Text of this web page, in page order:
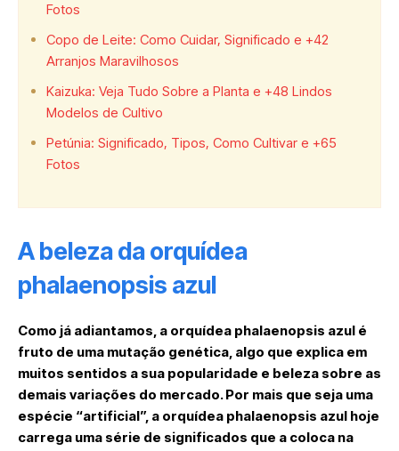
Fotos
Copo de Leite: Como Cuidar, Significado e +42
Arranjos Maravilhosos
Kaizuka: Veja Tudo Sobre a Planta e +48 Lindos
Modelos de Cultivo
Petúnia: Significado, Tipos, Como Cultivar e +65
Fotos
A beleza da orquídea
phalaenopsis azul
Como já adiantamos, a orquídea phalaenopsis azul é
fruto de uma mutação genética, algo que explica em
muitos sentidos a sua popularidade e beleza sobre as
demais variações do mercado. Por mais que seja uma
espécie “artificial”, a orquídea phalaenopsis azul hoje
carrega uma série de significados que a coloca na